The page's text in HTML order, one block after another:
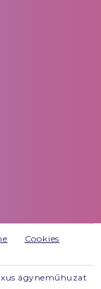
Cookies
ágyneműhuzat